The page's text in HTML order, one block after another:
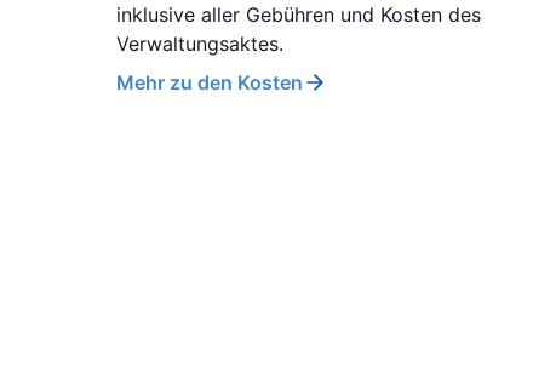
inklusive aller Gebühren und Kosten des
Verwaltungsaktes.
Mehr zu den Kosten